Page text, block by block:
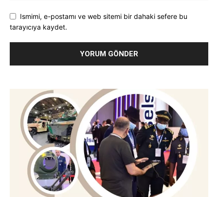
Ismimi, e-postamı ve web sitemi bir dahaki sefere bu
tarayıcıya kaydet.